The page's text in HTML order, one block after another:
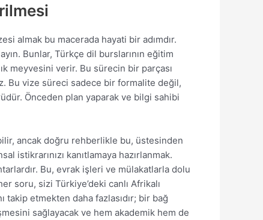
almak bu macerada hayati bir adımdır.
Bunlar, Türkçe dil burslarının eğitim
meyvesini verir. Bu sürecin bir parçası
Bu vize süreci sadece bir formalite değil,
Önceden plan yaparak ve bilgi sahibi
ancak doğru rehberlikle bu, üstesinden
istikrarınızı kanıtlamaya hazırlanmak.
Bu, evrak işleri ve mülakatlarla dolu
soru, sizi Türkiye’deki canlı Afrikalı
takip etmekten daha fazlasıdır; bir bağ
sağlayacak ve hem akademik hem de